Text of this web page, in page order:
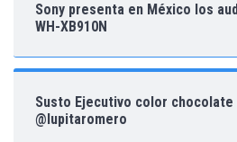
Sony presenta en México los
WH-XB910N
Susto Ejecutivo color chocolate
@lupitaromero